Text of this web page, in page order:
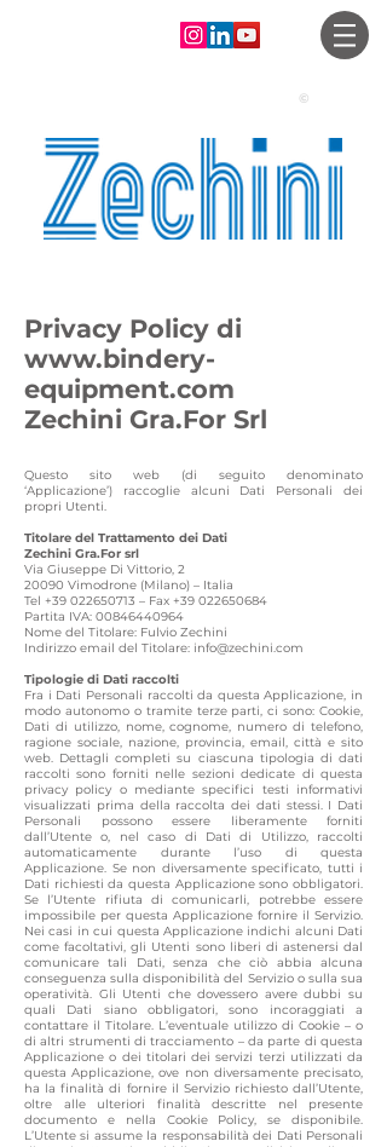
©
Privacy Policy di
www.bindery-
equipment.com
Zechini Gra.For Srl
Questo sito web (di seguito denominato
‘Applicazione’) raccoglie alcuni Dati Personali dei
propri Utenti.
Titolare del Trattamento dei Dati
Zechini Gra.For srl
Via Giuseppe Di Vittorio, 2
20090 Vimodrone (Milano) – Italia
Tel +39 022650713 – Fax +39 022650684
Partita IVA: 00846440964
Nome del Titolare: Fulvio Zechini
Indirizzo email del Titolare: info@zechini.com
Tipologie di Dati raccolti
Fra i Dati Personali raccolti da questa Applicazione, in
modo autonomo o tramite terze parti, ci sono: Cookie,
Dati di utilizzo, nome, cognome, numero di telefono,
ragione sociale, nazione, provincia, email, città e sito
web. Dettagli completi su ciascuna tipologia di dati
raccolti sono forniti nelle sezioni dedicate di questa
privacy policy o mediante specifici testi informativi
visualizzati prima della raccolta dei dati stessi. I Dati
Personali possono essere liberamente forniti
dall’Utente o, nel caso di Dati di Utilizzo, raccolti
automaticamente durante l’uso di questa
Applicazione. Se non diversamente specificato, tutti i
Dati richiesti da questa Applicazione sono obbligatori.
Se l’Utente rifiuta di comunicarli, potrebbe essere
impossibile per questa Applicazione fornire il Servizio.
Nei casi in cui questa Applicazione indichi alcuni Dati
come facoltativi, gli Utenti sono liberi di astenersi dal
comunicare tali Dati, senza che ciò abbia alcuna
conseguenza sulla disponibilità del Servizio o sulla sua
operatività. Gli Utenti che dovessero avere dubbi su
quali Dati siano obbligatori, sono incoraggiati a
contattare il Titolare. L’eventuale utilizzo di Cookie – o
di altri strumenti di tracciamento – da parte di questa
Applicazione o dei titolari dei servizi terzi utilizzati da
questa Applicazione, ove non diversamente precisato,
ha la finalità di fornire il Servizio richiesto dall’Utente,
oltre alle ulteriori finalità descritte nel presente
documento e nella Cookie Policy, se disponibile.
L’Utente si assume la responsabilità dei Dati Personali